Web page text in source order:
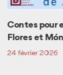
Contes pour
Flores et
24 février 2026